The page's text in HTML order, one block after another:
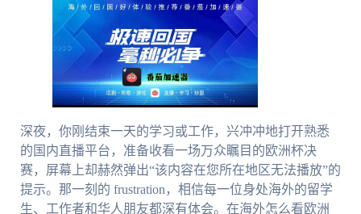
深夜，你刚结束一天的学习或工作，兴冲冲地打开熟悉
的国内直播平台，准备收看一场万众瞩目的欧洲杯决
赛，屏幕上却赫然弹出“该内容在您所在地区无法播放”的
提示。那一刻的 frustration，相信每一位身处海外的留学
生、工作者和华人朋友都深有体会。在海外怎么看欧洲